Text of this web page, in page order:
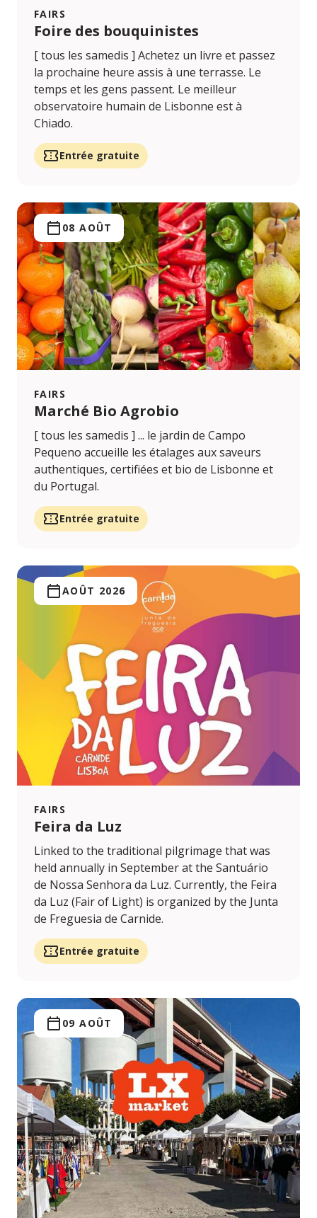
FAIRS
Foire des bouquinistes
[ tous les samedis ] Achetez un livre et passez
la prochaine heure assis à une terrasse. Le
temps et les gens passent. Le meilleur
observatoire humain de Lisbonne est à
Chiado.
Entrée gratuite
FAIRS
Marché Bio Agrobio
08 AOÛT
[ tous les samedis ] ... le jardin de Campo
Pequeno accueille les étalages aux saveurs
authentiques, certifiées et bio de Lisbonne et
du Portugal.
Entrée gratuite
FAIRS
Feira da Luz
AOÛT 2026
Linked to the traditional pilgrimage that was
held annually in September at the Santuário
de Nossa Senhora da Luz. Currently, the Feira
da Luz (Fair of Light) is organized by the Junta
de Freguesia de Carnide.
Entrée gratuite
09 AOÛT